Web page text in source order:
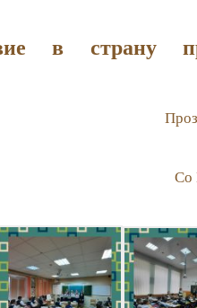
в страну
Со